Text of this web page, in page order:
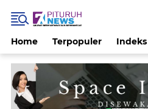
Home Terpopuler Indeks